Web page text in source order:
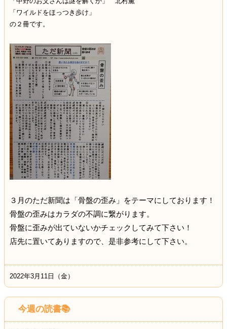
「ワイルドをほっつき歩け」
の２冊です。
３月のただ新聞は「骨盤の歪み」をテーマにしております！
骨盤の歪みはカラダの不調に繋がります。
骨盤に歪みが出ていないかチェックしてみて下さい！
店先に置いてありますので、是非参考にして下さい。
2022年3月11日（金）
今週の読書📚